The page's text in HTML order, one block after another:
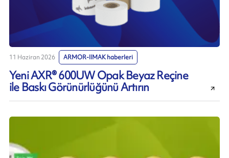
11 Haziran 2026 ARMOR-IIMAK haberleri
Yeni AXR® 600UW Opak Beyaz Reçine
ile Baskı Görünürlüğünü Artırın